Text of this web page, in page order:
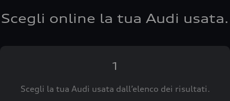
Scegli online la tua Audi usata.
1
Scegli la tua Audi usata dall’elenco dei risultati.